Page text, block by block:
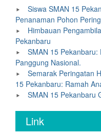
Siswa SMAN 15
Penanaman Pohon
Himbauan
Pekanbaru
SMAN 15
Panggung Nasional.
Semarak Peringatan
15 Pekanbaru: Ramah
SMAN 15 Pekanbaru
Link